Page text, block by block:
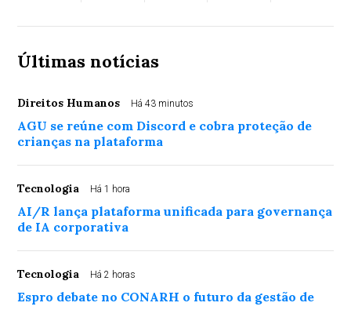
Últimas notícias
Direitos Humanos Há 43 minutos
AGU se reúne com Discord e cobra proteção de
crianças na plataforma
Tecnologia Há 1 hora
AI/R lança plataforma unificada para governança
de IA corporativa
Tecnologia Há 2 horas
Espro debate no CONARH o futuro da gestão de